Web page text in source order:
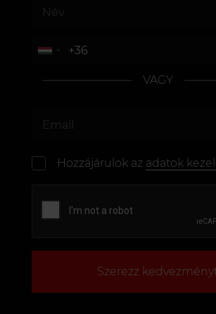
VAGY
Hozzájárulok az adatok
Szerezz